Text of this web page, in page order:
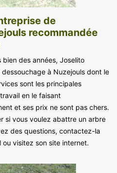
de
recommandée
bien des années, Joselito
à Nuzejouls dont le
sont les principales
en le faisant
et ses prix ne sont pas chers.
si vous voulez abattre un arbre
des questions, contactez-la
visitez son site internet.